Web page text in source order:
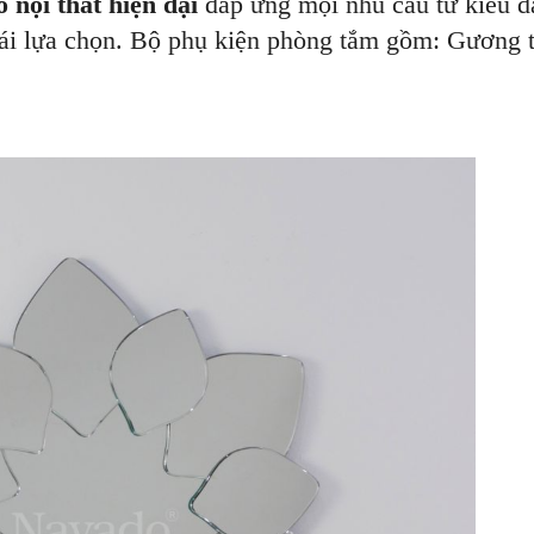
lựa chọn. Bộ phụ kiện phòng tắm gồm: Gương